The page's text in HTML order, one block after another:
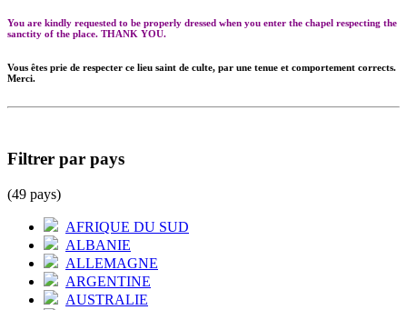
You are kindly requested to be properly dressed when you enter the chapel respecting the
sanctity of the place. THANK YOU.
Vous êtes prie de respecter ce lieu saint de culte, par une tenue et comportement corrects.
Merci.
Filtrer par pays
(49 pays)
AFRIQUE DU SUD
ALBANIE
ALLEMAGNE
ARGENTINE
AUSTRALIE